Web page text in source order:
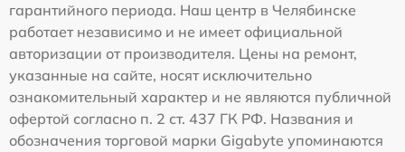
гарантийного периода. Наш центр в Челябинске
работает независимо и не имеет официальной
авторизации от производителя. Цены на ремонт,
указанные на сайте, носят исключительно
ознакомительный характер и не являются публичной
офертой согласно п. 2 ст. 437 ГК РФ. Названия и
обозначения торговой марки Gigabyte упоминаются